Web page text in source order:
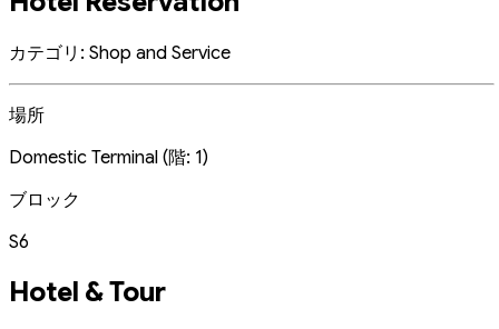
カテゴリ: Shop and Service
場所
Domestic Terminal (階: 1)
ブロック
S6
Hotel & Tour